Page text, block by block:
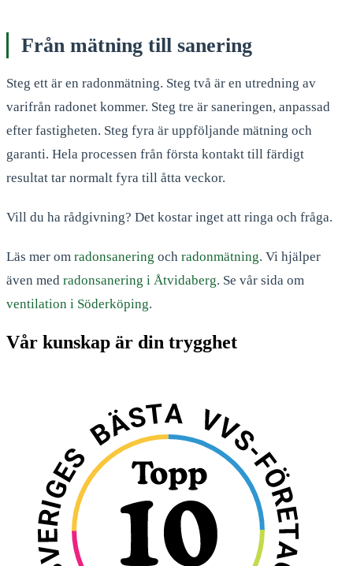
Från mätning till sanering
Steg ett är en radonmätning. Steg två är en utredning av
varifrån radonet kommer. Steg tre är saneringen, anpassad
efter fastigheten. Steg fyra är uppföljande mätning och
garanti. Hela processen från första kontakt till färdigt
resultat tar normalt fyra till åtta veckor.
Vill du ha rådgivning? Det kostar inget att ringa och fråga.
Läs mer om radonsanering och radonmätning. Vi hjälper
även med radonsanering i Åtvidaberg. Se vår sida om
ventilation i Söderköping.
Vår kunskap är din trygghet